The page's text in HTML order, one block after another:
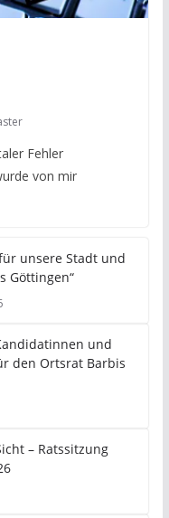
Fehler
von mir
unsere Stadt und
Göttingen“
und
den Ortsrat Barbis
– Ratssitzung